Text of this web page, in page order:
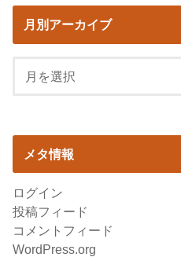
月別アーカイブ
メタ情報
ログイン
投稿フィード
コメントフィード
WordPress.org